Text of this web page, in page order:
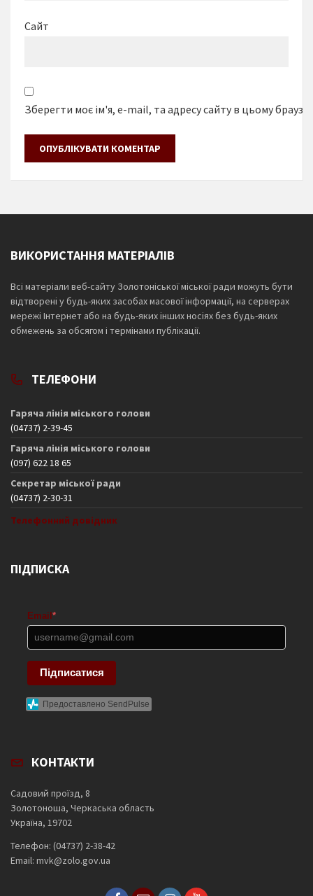
Сайт
Зберегти моє ім'я, e-mail, та адресу сайту в цьому
ВИКОРИСТАННЯ МАТЕРІАЛІВ
Всі матеріали веб-сайту Золотоніської міської ради можуть бути
відтворені у будь-яких засобах масової інформації, на серверах
мережі Інтернет або на будь-яких інших носіях без будь-яких
обмежень за обсягом і термінами публікації.
ТЕЛЕФОНИ
Гаряча лінія міського голови
(04737) 2-39-45
Гаряча лінія міського голови
(097) 622 18 65
Секретар міської ради
(04737) 2-30-31
Телефонний довідник
ПІДПИСКА
Email *
Підписатися
Предоставлено SendPulse
КОНТАКТИ
Садовий проїзд, 8
Золотоноша, Черкаська область
Україна, 19702
Телефон: (04737) 2-38-42
Email: mvk@zolo.gov.ua